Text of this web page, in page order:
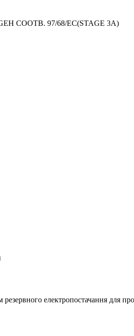
СООТВ. 97/68/EC(STAGE 3A)
електропостачання для